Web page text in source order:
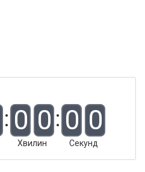
0 0
Хвилин
0 0
Секунд